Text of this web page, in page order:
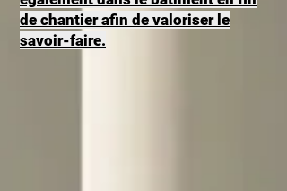
de chantier afin de valoriser le
savoir-faire.